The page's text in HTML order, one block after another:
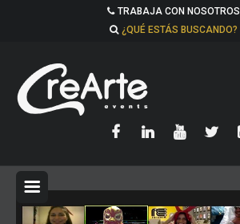
TRABAJA CON NOSOTROS
¿QUÉ ESTÁS BUSCANDO?